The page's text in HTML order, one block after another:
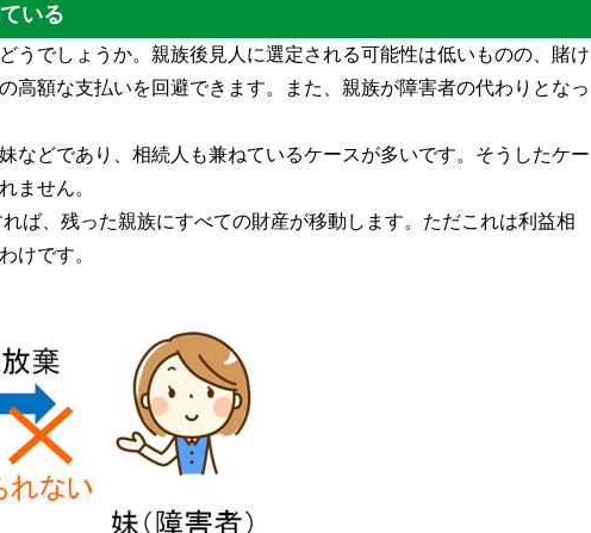
いる
うでしょうか。親族後見人に選定される可能性は低いものの、賭け
高額な支払いを回避できます。また、親族が障害者の代わりとなっ
などであり、相続人も兼ねているケースが多いです。そうしたケー
ません。
ば、残った親族にすべての財産が移動します。ただこれは利益相
けです。